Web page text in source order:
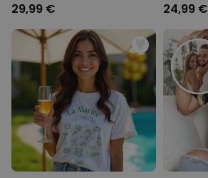
29,99 € 24,99 €